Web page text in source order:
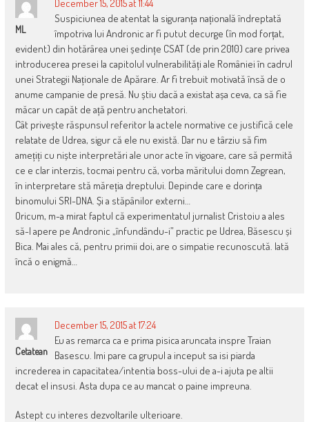
ML
December 15, 2015 at 11:44
Suspiciunea de atentat la siguranța națională îndreptată
împotriva lui Andronic ar fi putut decurge (în mod forțat,
evident) din hotărârea unei ședințe CSAT (de prin 2010) care privea
introducerea presei la capitolul vulnerabilități ale României în cadrul
unei Strategii Naționale de Apărare. Ar fi trebuit motivată însă de o
anume campanie de presă. Nu știu dacă a existat așa ceva, ca să fie
măcar un capăt de ață pentru anchetatori.
Cât privește răspunsul referitor la actele normative ce justifică cele
relatate de Udrea, sigur că ele nu există. Dar nu e târziu să fim
amețiți cu niște interpretări ale unor acte în vigoare, care să permită
ce e clar interzis, tocmai pentru că, vorba măritului domn Zegrean,
în interpretare stă măreția dreptului. Depinde care e dorința
binomului SRI-DNA. Și a stăpânilor externi…
Oricum, m-a mirat faptul că experimentatul jurnalist Cristoiu a ales
să-l apere pe Andronic „înfundându-i” practic pe Udrea, Băsescu și
Bica. Mai ales că, pentru primii doi, are o simpatie recunoscută. Iată
încă o enigmă…
Cetatean
December 15, 2015 at 17:24
Eu as remarca ca e prima pisica aruncata inspre Traian
Basescu. Imi pare ca grupul a inceput sa isi piarda
increderea in capacitatea/intentia boss-ului de a-i ajuta pe altii
decat el insusi. Asta dupa ce au mancat o paine impreuna.
Astept cu interes dezvoltarile ulterioare.